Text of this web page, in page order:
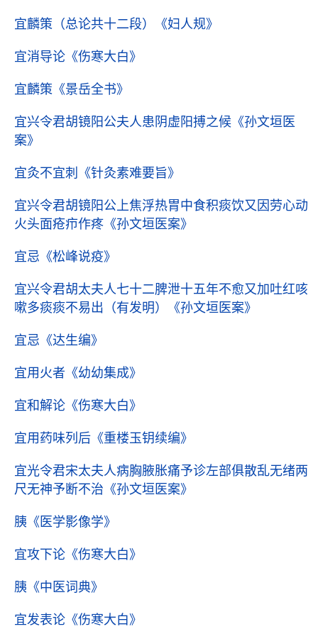
宜麟策（总论共十二段） 《妇人规》
宜消导论 《伤寒大白》
宜麟策 《景岳全书》
宜兴令君胡镜阳公夫人患阴虚阳搏之候 《孙文垣医
案》
宜灸不宜刺 《针灸素难要旨》
宜兴令君胡镜阳公上焦浮热胃中食积痰饮又因劳心动
火头面疮疖作疼 《孙文垣医案》
宜忌 《松峰说疫》
宜兴令君胡太夫人七十二脾泄十五年不愈又加吐红咳
嗽多痰痰不易出（有发明）
《孙文垣医案》
宜忌 《达生编》
宜用火者 《幼幼集成》
宜和解论 《伤寒大白》
宜用药味列后 《重楼玉钥续编》
宜光令君宋太夫人病胸腋胀痛予诊左部俱散乱无绪两
尺无神予断不治 《孙文垣医案》
胰 《医学影像学》
宜攻下论 《伤寒大白》
胰 《中医词典》
宜发表论 《伤寒大白》